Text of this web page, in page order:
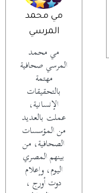
مي محمد
المرسي
مي محمد
المرسي صحافية
مهتمة
بالتحقيقات
الإنسانية،
عملت بالعديد
من المؤسسات
الصحافية، من
بينهم المصري
اليوم، وإعلام
دوت أورج ،